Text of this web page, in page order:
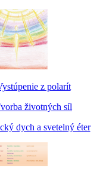
z polarít
životných síl
dych a svetelný éter